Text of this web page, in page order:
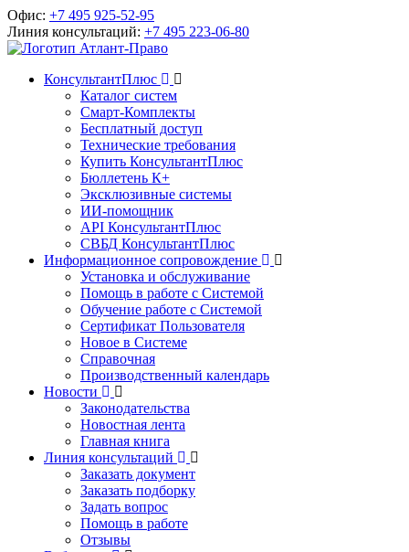
Офис: +7 495 925-52-95
Линия консультаций: +7 495 223-06-80
КонсультантПлюс
Каталог систем
Смарт-Комплекты
Бесплатный доступ
Технические требования
Купить КонсультантПлюс
Бюллетень К+
Эксклюзивные системы
ИИ-помощник
API КонсультантПлюс
СВБД КонсультантПлюс
Информационное сопровождение
Установка и обслуживание
Помощь в работе с Системой
Обучение работе с Системой
Сертификат Пользователя
Новое в Системе
Справочная
Производственный календарь
Новости
Законодательства
Новостная лента
Главная книга
Линия консультаций
Заказать документ
Заказать подборку
Задать вопрос
Помощь в работе
Отзывы